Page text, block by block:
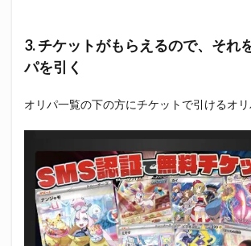
3. チケットがもらえるので、それ
パを引く
オリパ一覧の下の方にチケットで引けるオリ